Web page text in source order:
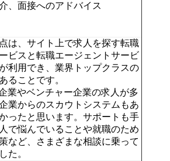
、面接へのアドバイス
は、サイト上で求人を探す転職
ビスと転職エージェントサービ
利用でき、業界トップクラスの
ることです。
業やベンチャー企業の求人が多
業からのスカウトシステムもあ
ったと思います。サポートも手
で悩んでいることや就職のため
など、さまざまな相談に乗って
た。